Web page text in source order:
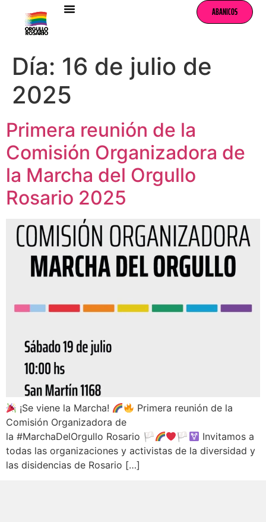
ABANICOS
Día: 16 de julio de
2025
Primera reunión de la
Comisión Organizadora de
la Marcha del Orgullo
Rosario 2025
¡Se viene la Marcha!
Primera reunión de la
Comisión Organizadora de
la #MarchaDelOrgullo Rosario 🏳‍
🏳‍
Invitamos a
todas las organizaciones y activistas de la diversidad y
las disidencias de Rosario […]